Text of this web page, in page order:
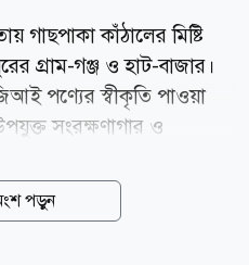
গাছপাকা কাঁঠালের মিষ্টি
গ্রাম-গঞ্জ ও হাট-বাজার।
পণ্যের স্বীকৃতি পাওয়া
সংরক্ষণাগার ও
কাঁঠাল। সেই লোকসানের
উপজেলায় এক বৈপ্লবিক
পড়ুন